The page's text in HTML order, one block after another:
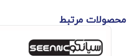
محصولات مرتبط